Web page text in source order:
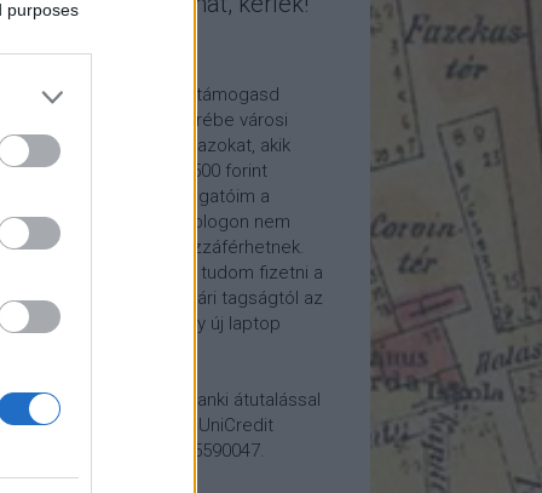
purposes
tetszik a blogom, kérlek támogasd
anyagilag is! Cserébe városi
hívom meg időnként azokat, akik
havi 5 euró vagy 2500 forint
küldenek. Támogatóim a
on exkluzív, a blogon nem
tartalmakhoz is hozzáférhetnek.
segítségével tudom fizetni a
költségeit a könyvtári tagságtól az
előfizetésen át egy új laptop
egyszerű banki átutalással
Papp Géza, UniCredit
10918001-00000022-65590047.
Fővárosi Blog